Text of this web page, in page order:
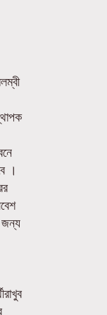
।
জন্য